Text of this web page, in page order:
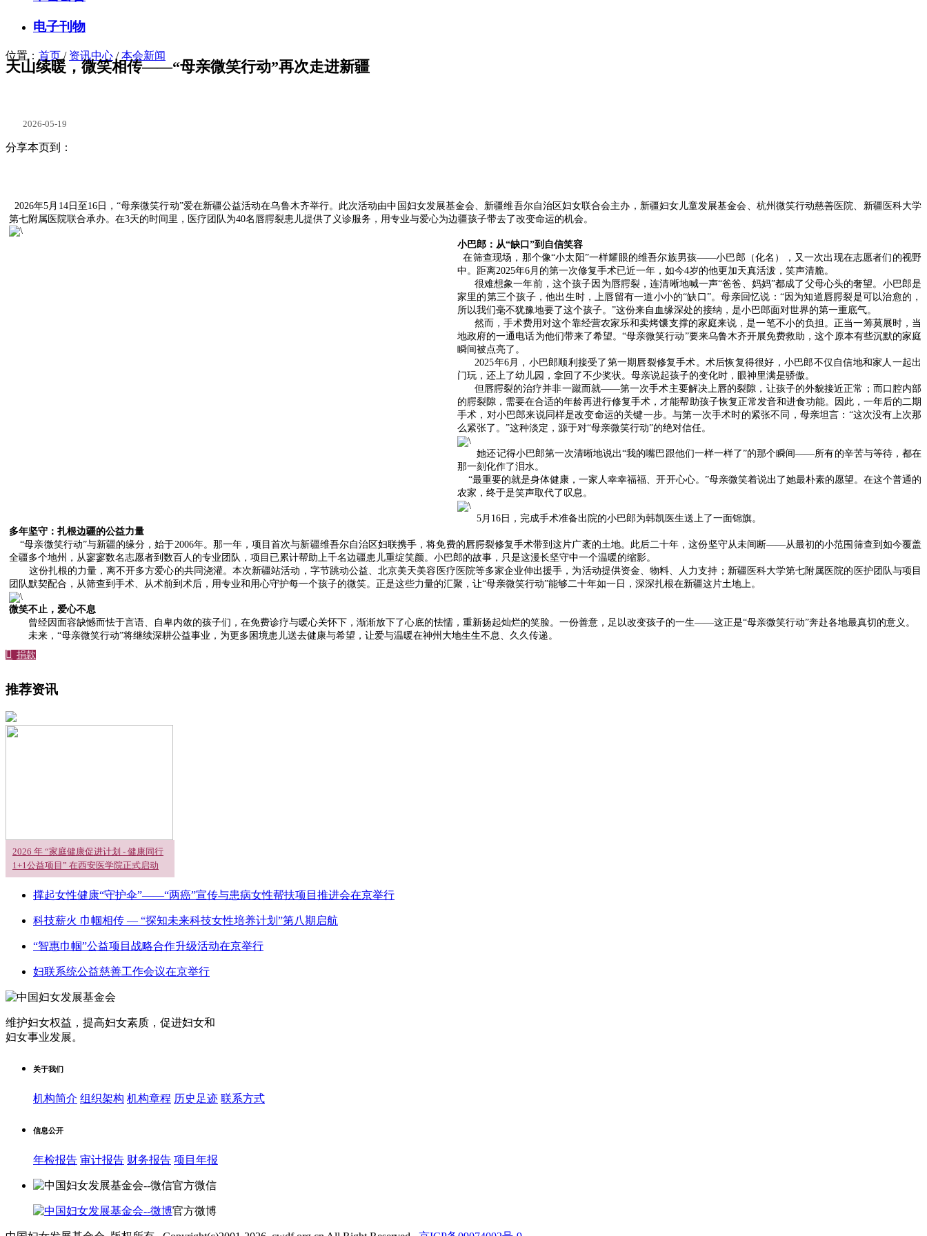
电子刊物
位置： 首页 / 资讯中心 /本会新闻
天山续暖，微笑相传——“母亲微笑行动”再次走进新疆
2026-05-19
分享本页到：
2026年5月14日至16日，“母亲微笑行动”爱在新疆公益活动在乌鲁木齐举行。此次活动由中国妇女发展基金会、新疆维吾尔自治区妇女联合会主办，新疆妇女儿童发展基金会、杭州微笑行动慈善医院、新疆医科大学
第七附属医院联合承办。在3天的时间里，医疗团队为40名唇腭裂患儿提供了义诊服务，用专业与爱心为边疆孩子带去了改变命运的机会。
小巴郎：从“缺口”到自信笑容
在筛查现场，那个像“小太阳”一样耀眼的维吾尔族男孩——小巴郎（化名），又一次出现在志愿者们的视野
中。距离2025年6月的第一次修复手术已近一年，如今4岁的他更加天真活泼，笑声清脆。
很难想象一年前，这个孩子因为唇腭裂，连清晰地喊一声“爸爸、妈妈”都成了父母心头的奢望。小巴郎是
家里的第三个孩子，他出生时，上唇留有一道小小的“缺口”。母亲回忆说：“因为知道唇腭裂是可以治愈的，
所以我们毫不犹豫地要了这个孩子。”这份来自血缘深处的接纳，是小巴郎面对世界的第一重底气。
然而，手术费用对这个靠经营农家乐和卖烤馕支撑的家庭来说，是一笔不小的负担。正当一筹莫展时，当
地政府的一通电话为他们带来了希望。“母亲微笑行动”要来乌鲁木齐开展免费救助，这个原本有些沉默的家庭
瞬间被点亮了。
2025年6月，小巴郎顺利接受了第一期唇裂修复手术。术后恢复得很好，小巴郎不仅自信地和家人一起出
门玩，还上了幼儿园，拿回了不少奖状。母亲说起孩子的变化时，眼神里满是骄傲。
但唇腭裂的治疗并非一蹴而就——第一次手术主要解决上唇的裂隙，让孩子的外貌接近正常；而口腔内部
的腭裂隙，需要在合适的年龄再进行修复手术，才能帮助孩子恢复正常发音和进食功能。因此，一年后的二期
手术，对小巴郎来说同样是改变命运的关键一步。与第一次手术时的紧张不同，母亲坦言：“这次没有上次那
么紧张了。”这种淡定，源于对“母亲微笑行动”的绝对信任。
她还记得小巴郎第一次清晰地说出“我的嘴巴跟他们一样一样了”的那个瞬间——所有的辛苦与等待，都在
那一刻化作了泪水。
“最重要的就是身体健康，一家人幸幸福福、开开心心。”母亲微笑着说出了她最朴素的愿望。在这个普通的
农家，终于是笑声取代了叹息。
5月16日，完成手术准备出院的小巴郎为韩凯医生送上了一面锦旗。
多年坚守：扎根边疆的公益力量
“母亲微笑行动”与新疆的缘分，始于2006年。那一年，项目首次与新疆维吾尔自治区妇联携手，将免费的唇腭裂修复手术带到这片广袤的土地。此后二十年，这份坚守从未间断——从最初的小范围筛查到如今覆盖
全疆多个地州，从寥寥数名志愿者到数百人的专业团队，项目已累计帮助上千名边疆患儿重绽笑颜。小巴郎的故事，只是这漫长坚守中一个温暖的缩影。
这份扎根的力量，离不开多方爱心的共同浇灌。本次新疆站活动，字节跳动公益、北京美天美容医疗医院等多家企业伸出援手，为活动提供资金、物料、人力支持；新疆医科大学第七附属医院的医护团队与项目
团队默契配合，从筛查到手术、从术前到术后，用专业和用心守护每一个孩子的微笑。正是这些力量的汇聚，让“母亲微笑行动”能够二十年如一日，深深扎根在新疆这片土地上。
微笑不止，爱心不息
曾经因面容缺憾而怯于言语、自卑内敛的孩子们，在免费诊疗与暖心关怀下，渐渐放下了心底的怯懦，重新扬起灿烂的笑脸。一份善意，足以改变孩子的一生——这正是“母亲微笑行动”奔赴各地最真切的意义。
未来，“母亲微笑行动”将继续深耕公益事业，为更多困境患儿送去健康与希望，让爱与温暖在神州大地生生不息、久久传递。
 捐款
推荐资讯
2026 年 “家庭健康促进计划 - 健康同行
1+1公益项目” 在西安医学院正式启动
撑起女性健康“守护伞”——“两癌”宣传与患病女性帮扶项目推进会在京举行
科技薪火 巾帼相传 — “探知未来科技女性培养计划”第八期启航
“智惠巾帼”公益项目战略合作升级活动在京举行
妇联系统公益慈善工作会议在京举行
维护妇女权益，提高妇女素质，促进妇女和
妇女事业发展。
关于我们
机构简介 组织架构 机构章程 历史足迹 联系方式
信息公开
年检报告 审计报告 财务报告 项目年报
官方微信
官方微博